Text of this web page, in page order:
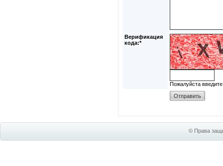
Верификация
кода:*
Пожалуйста
© Права